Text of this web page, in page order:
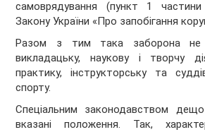
самоврядування (пункт 1
Закону України «Про запобігання
Разом з тим така заборона не
викладацьку, наукову і творчу
практику, інструкторську та
спорту.
Спеціальним законодавством
вказані положення. Так,